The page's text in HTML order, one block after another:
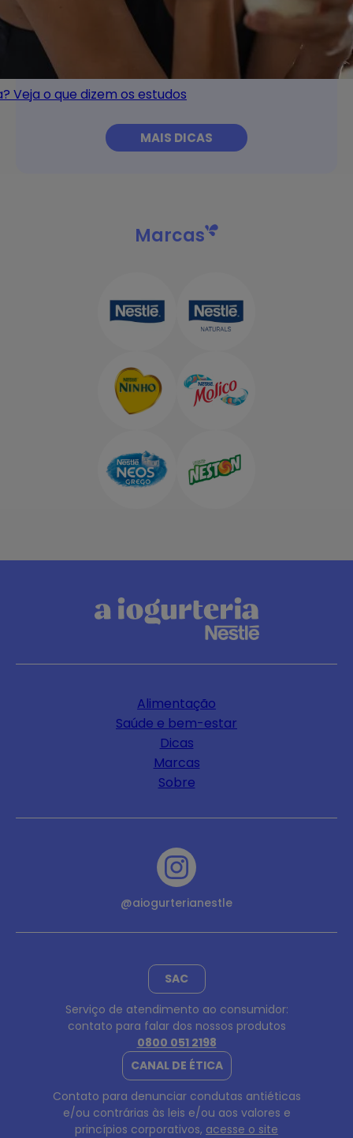
Veja o que dizem os estudos
MAIS DICAS
Marcas
Alimentação
Saúde e bem-estar
Dicas
Marcas
Sobre
@aiogurterianestle
SAC
Serviço de atendimento ao consumidor:
contato para falar dos nossos produtos
0800 051 2198
CANAL DE ÉTICA
Contato para denunciar condutas antiéticas
e/ou contrárias às leis e/ou aos valores e
princípios corporativos, acesse o site